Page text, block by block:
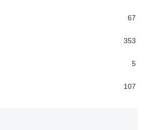
67
353
5
107